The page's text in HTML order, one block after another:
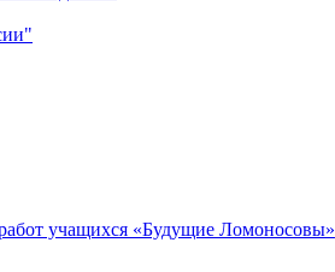
учащихся «Будущие Ломоносовы»